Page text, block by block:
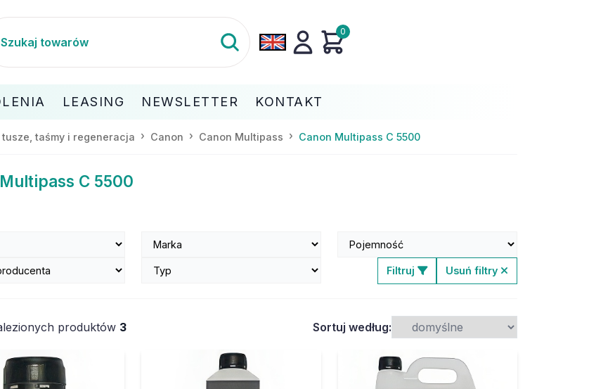
0
LEASING NEWSLETTER KONTAKT
tusze, taśmy i regeneracja Canon Canon Multipass Canon Multipass C 5500
C 5500
Filtruj Usuń filtry
produktów 3 Sortuj według: